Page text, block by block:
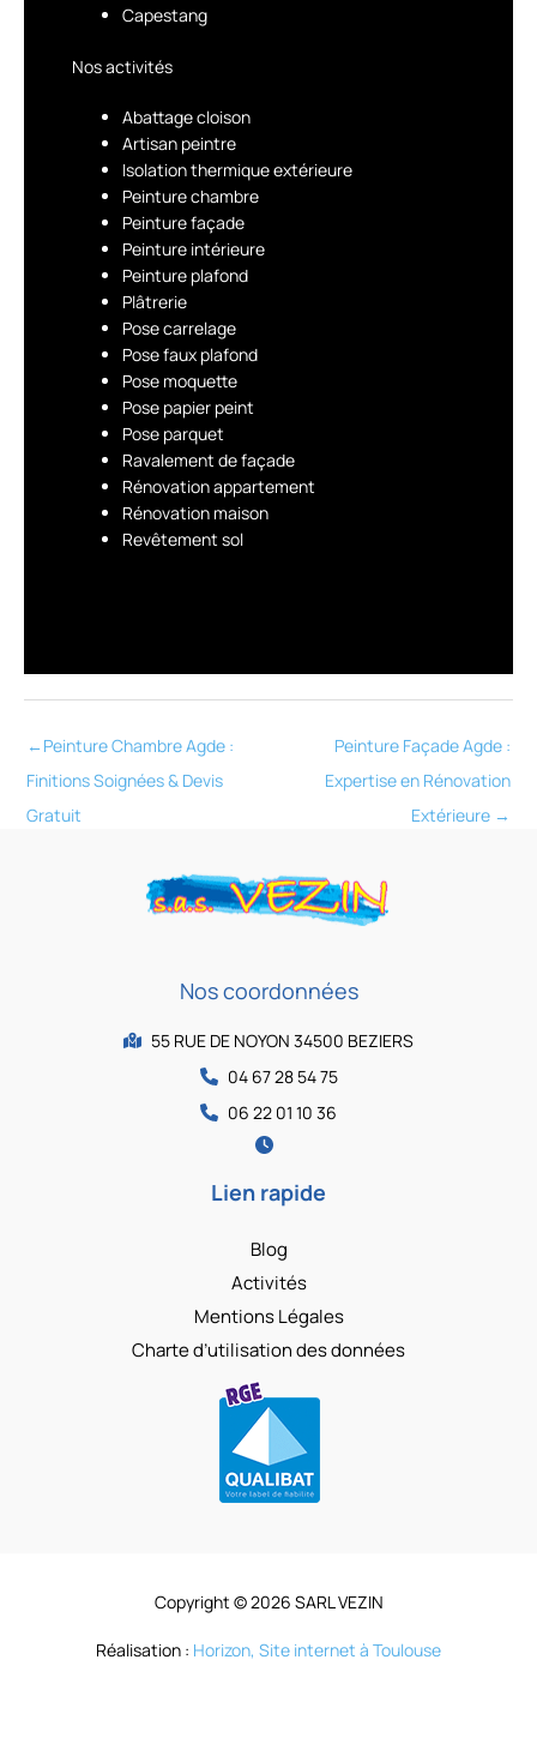
Capestang
Nos activités
Abattage cloison
Artisan peintre
Isolation thermique extérieure
Peinture chambre
Peinture façade
Peinture intérieure
Peinture plafond
Plâtrerie
Pose carrelage
Pose faux plafond
Pose moquette
Pose papier peint
Pose parquet
Ravalement de façade
Rénovation appartement
Rénovation maison
Revêtement sol
←Peinture Chambre Agde :
Finitions Soignées & Devis
Gratuit
Peinture Façade Agde :
Expertise en Rénovation
Extérieure →
Nos coordonnées
55 RUE DE NOYON 34500 BEZIERS
04 67 28 54 75
06 22 01 10 36
Lien rapide
Blog
Activités
Mentions Légales
Charte d’utilisation des données
Copyright © 2026 SARL VEZIN
Réalisation : Horizon, Site internet à Toulouse